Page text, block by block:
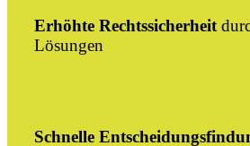
Erhöhte Rechtssicherheit
Lösungen
Schnelle